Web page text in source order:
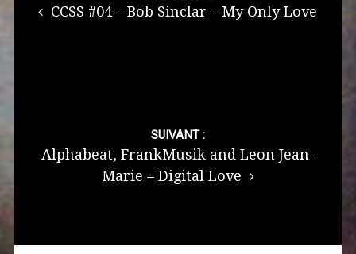
CCSS #04 – Bob Sinclar – My Only Love
SUIVANT :
Alphabeat, FrankMusik and Leon Jean-
Marie – Digital Love